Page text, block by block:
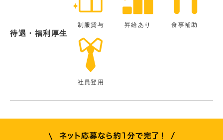
待遇・福利厚生
制服貸与 昇給あり 食事補助
社員登用